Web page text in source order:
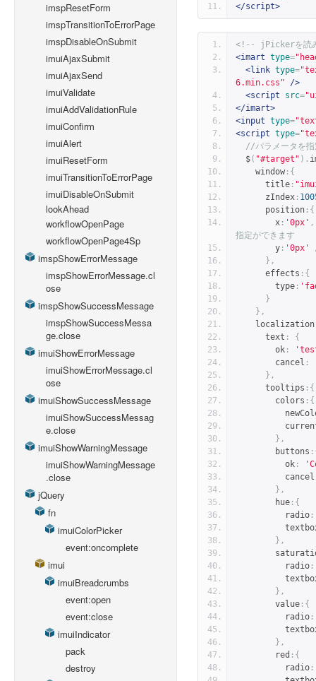
imspResetForm
imspTransitionToErrorPage
imspDisableOnSubmit
imuiAjaxSubmit
imuiAjaxSend
imuiValidate
imuiAddValidationRule
imuiConfirm
imuiAlert
imuiResetForm
imuiTransitionToErrorPage
imuiDisableOnSubmit
lookAhead
workflowOpenPage
workflowOpenPage4Sp
imspShowErrorMessage
imspShowErrorMessage.cl
ose
imspShowSuccessMessage
imspShowSuccessMessa
ge.close
imuiShowErrorMessage
imuiShowErrorMessage.cl
ose
imuiShowSuccessMessage
imuiShowSuccessMessag
e.close
imuiShowWarningMessage
imuiShowWarningMessage
.close
jQuery
fn
imuiColorPicker
event:oncomplete
imui
imuiBreadcrumbs
event:open
event:close
imuiIndicator
pack
destroy
</script>
<!-- jPickerを読
<imart type=
<link type=
6.min.css"
/>
<script
src=
</imart>
<input type=
<script type=
//パラメータを指
  $
( "#target" ).
    window
:{
      title
:
      zIndex
:
      position
:{
        x
: '0px' ,
指定ができます
        y
: '0px'
},
      effects
:{
        type
:
}
},
    localization
      text
:
{
        ok
:
        cancel
:
},
      tooltips
:{
        colors
:{
},
        buttons
          ok
:
          cancel
},
        hue
:{
          radio
:
},
          radio
:
},
        value
:{
          radio
:
},
        red
:{
          radio
: